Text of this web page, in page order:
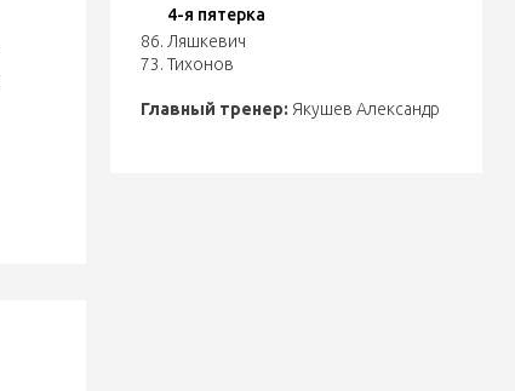
4-я пятерка
86. Ляшкевич
73. Тихонов
Главный тренер: Якушев Александр